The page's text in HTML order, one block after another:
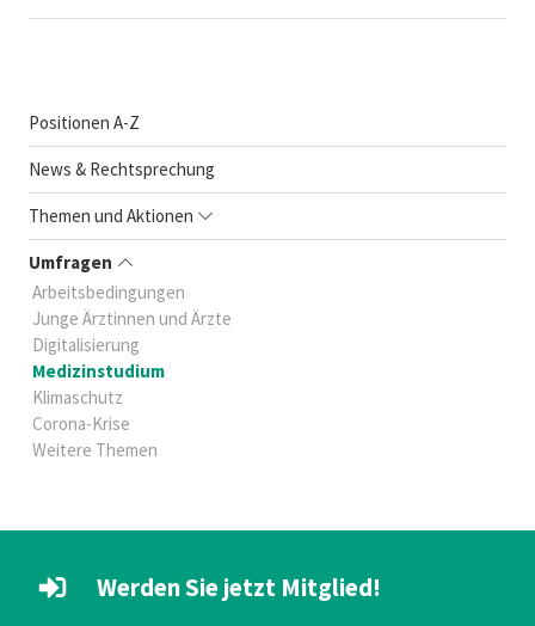
Positionen A-Z
News & Rechtsprechung
Themen und Aktionen
Umfragen
Arbeitsbedingungen
Junge Ärztinnen und Ärzte
Digitalisierung
Medizinstudium
Klimaschutz
Corona-Krise
Weitere Themen
Werden Sie jetzt Mitglied!